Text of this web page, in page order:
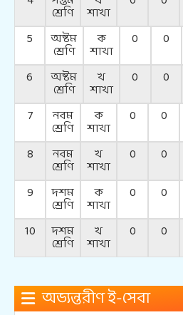
শ্রেণি শাখা
5
অষ্টম
শ্রেণি
ক
শাখা
0 0
6
অষ্টম
শ্রেণি
খ
শাখা
0 0
7
নবম
শ্রেণি
ক
শাখা
0 0
8
নবম
শ্রেণি
খ
শাখা
0 0
9
দশম
শ্রেণি
ক
শাখা
0 0
10
দশম
শ্রেণি
খ
শাখা
0 0
অভ্যন্তরীণ ই-সেবা